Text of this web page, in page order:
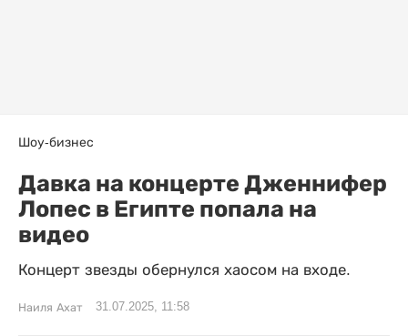
Шоу-бизнес
Давка на концерте Дженнифер
Лопес в Египте попала на
видео
Концерт звезды обернулся хаосом на входе.
Наиля Ахат 31.07.2025, 11:58